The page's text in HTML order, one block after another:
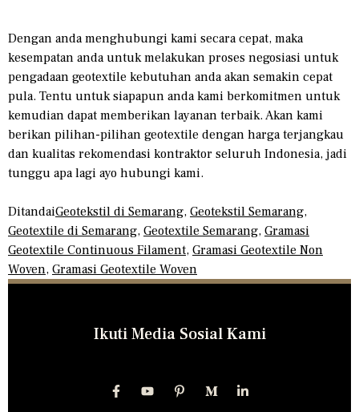
Dengan anda menghubungi kami secara cepat, maka
kesempatan anda untuk melakukan proses negosiasi untuk
pengadaan geotextile kebutuhan anda akan semakin cepat
pula. Tentu untuk siapapun anda kami berkomitmen untuk
kemudian dapat memberikan layanan terbaik. Akan kami
berikan pilihan-pilihan geotextile dengan harga terjangkau
dan kualitas rekomendasi kontraktor seluruh Indonesia, jadi
tunggu apa lagi ayo hubungi kami.
DitandaiGeotekstil di Semarang, Geotekstil Semarang,
Geotextile di Semarang, Geotextile Semarang, Gramasi
Geotextile Continuous Filament, Gramasi Geotextile Non
Woven, Gramasi Geotextile Woven
Ikuti Media Sosial Kami